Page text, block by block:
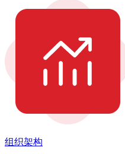
组织架构